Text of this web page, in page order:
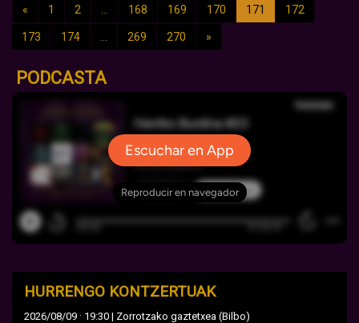
« 1 2 168 169 170 171 172
173 174 269 270 »
PODCASTA
HURRENGO KONTZERTUAK
2026/08/09 · 19:30 | Zorrotzako gaztetxea (Bilbo)